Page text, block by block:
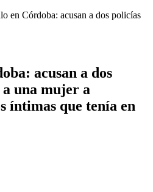
en Córdoba: acusan a dos policías
acusan a dos
una mujer a
íntimas que tenía en